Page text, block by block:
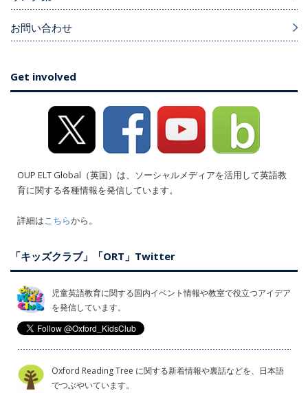
お問い合わせ
Get involved
OUP ELT Global（英国）は、ソーシャルメディアを活用して英語教
育に関する各種情報を発信しています。
詳細はこちらから。
「キッズクラブ」「ORT」Twitter
児童英語教育に関する国内イベント情報や教室で役立つアイデア
を発信しています。
Oxford Reading Tree に関する新着情報や裏話などを、日本語
でつぶやいています。